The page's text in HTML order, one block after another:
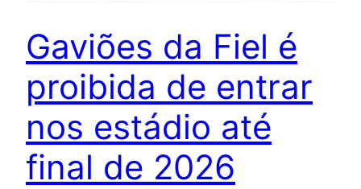
Gaviões da Fiel é
proibida de entrar
nos estádio até
final de 2026